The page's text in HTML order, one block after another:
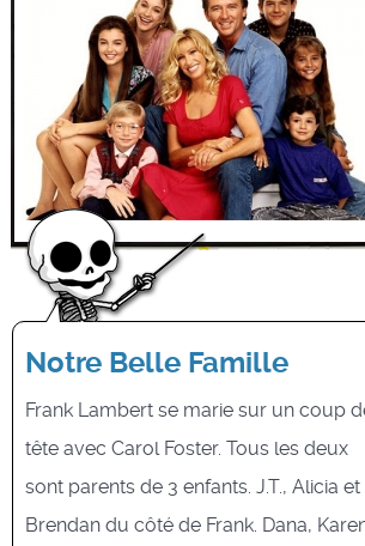
Notre Belle Famille
Frank Lambert se marie sur un coup
tête avec Carol Foster. Tous les deux
sont parents de 3 enfants. J.T., Alicia et
Brendan du côté de Frank. Dana,